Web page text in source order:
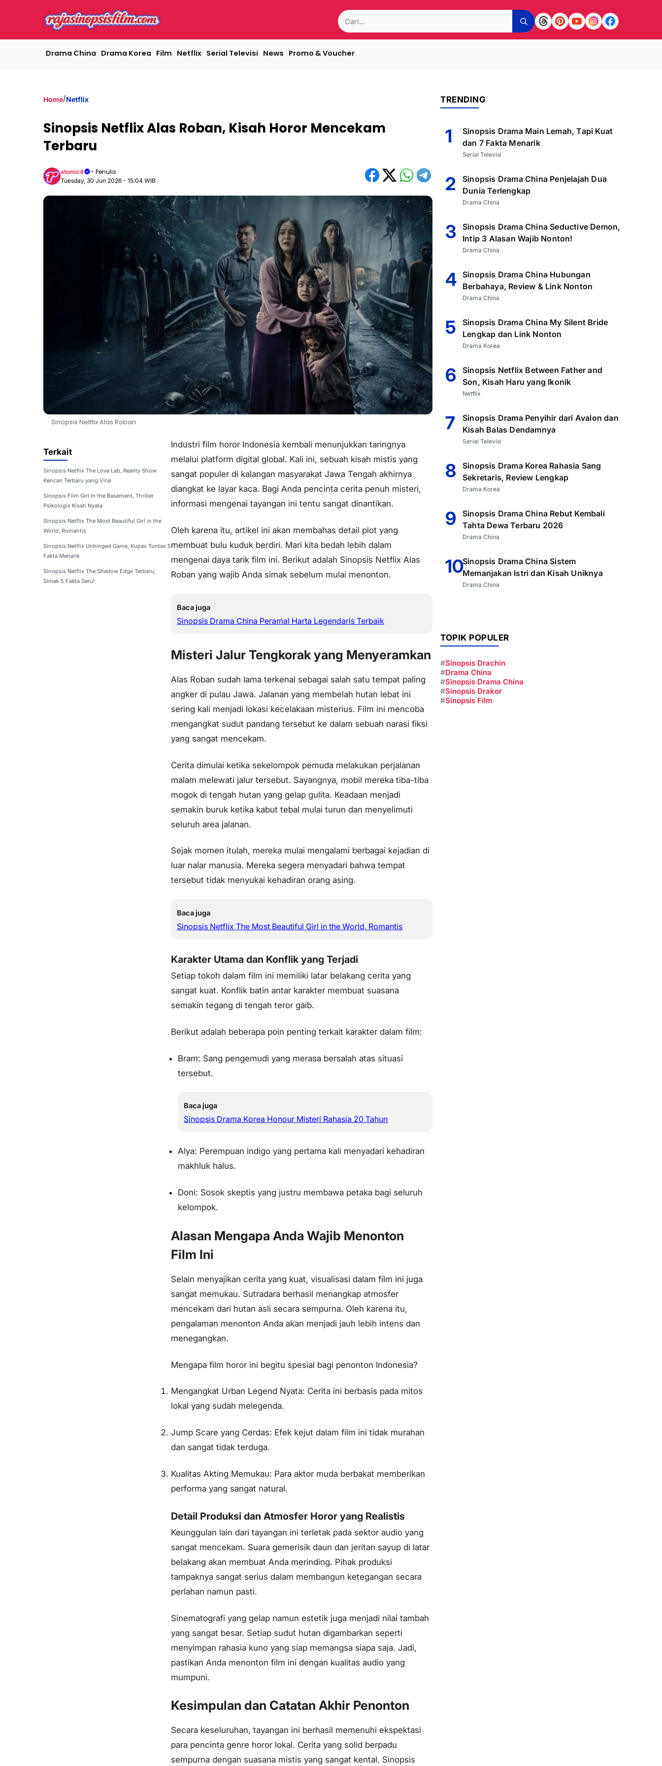
Search
for:
Drama China Drama Korea Film Netflix Serial Televisi News Promo & Voucher
Home/Netflix
Sinopsis Netflix Alas Roban, Kisah Horor Mencekam
Terbaru
atomic4 - Penulis
Tuesday, 30 Jun 2026 - 15:04 WIB
Sinopsis Netflix Alas Roban
Terkait
Sinopsis Netflix The Love Lab, Reality Show
Kencan Terbaru yang Viral
Sinopsis Film Girl in the Basement, Thriller
Psikologis Kisah Nyata
Sinopsis Netflix The Most Beautiful Girl in the
World, Romantis
Sinopsis Netflix Unhinged Game, Kupas Tuntas 5
Fakta Menarik
Sinopsis Netflix The Shadow Edge Terbaru,
Simak 5 Fakta Seru!
Industri film horor Indonesia kembali menunjukkan taringnya
melalui platform digital global. Kali ini, sebuah kisah mistis yang
sangat populer di kalangan masyarakat Jawa Tengah akhirnya
diangkat ke layar kaca. Bagi Anda pencinta cerita penuh misteri,
informasi mengenai tayangan ini tentu sangat dinantikan.
Oleh karena itu, artikel ini akan membahas detail plot yang
membuat bulu kuduk berdiri. Mari kita bedah lebih dalam
mengenai daya tarik film ini. Berikut adalah Sinopsis Netflix Alas
Roban yang wajib Anda simak sebelum mulai menonton.
Baca juga
Sinopsis Drama China Peramal Harta Legendaris Terbaik
Misteri Jalur Tengkorak yang Menyeramkan
Alas Roban sudah lama terkenal sebagai salah satu tempat paling
angker di pulau Jawa. Jalanan yang membelah hutan lebat ini
sering kali menjadi lokasi kecelakaan misterius. Film ini mencoba
mengangkat sudut pandang tersebut ke dalam sebuah narasi fiksi
yang sangat mencekam.
Cerita dimulai ketika sekelompok pemuda melakukan perjalanan
malam melewati jalur tersebut. Sayangnya, mobil mereka tiba-tiba
mogok di tengah hutan yang gelap gulita. Keadaan menjadi
semakin buruk ketika kabut tebal mulai turun dan menyelimuti
seluruh area jalanan.
Sejak momen itulah, mereka mulai mengalami berbagai kejadian di
luar nalar manusia. Mereka segera menyadari bahwa tempat
tersebut tidak menyukai kehadiran orang asing.
Baca juga
Sinopsis Netflix The Most Beautiful Girl in the World, Romantis
Karakter Utama dan Konflik yang Terjadi
Setiap tokoh dalam film ini memiliki latar belakang cerita yang
sangat kuat. Konflik batin antar karakter membuat suasana
semakin tegang di tengah teror gaib.
Berikut adalah beberapa poin penting terkait karakter dalam film:
Bram: Sang pengemudi yang merasa bersalah atas situasi
tersebut.
Baca juga
Sinopsis Drama Korea Honour Misteri Rahasia 20 Tahun
Alya: Perempuan indigo yang pertama kali menyadari kehadiran
makhluk halus.
Doni: Sosok skeptis yang justru membawa petaka bagi seluruh
kelompok.
Alasan Mengapa Anda Wajib Menonton
Film Ini
Selain menyajikan cerita yang kuat, visualisasi dalam film ini juga
sangat memukau. Sutradara berhasil menangkap atmosfer
mencekam dari hutan asli secara sempurna. Oleh karena itu,
pengalaman menonton Anda akan menjadi jauh lebih intens dan
menegangkan.
Mengapa film horor ini begitu spesial bagi penonton Indonesia?
Mengangkat Urban Legend Nyata: Cerita ini berbasis pada mitos
lokal yang sudah melegenda.
Jump Scare yang Cerdas: Efek kejut dalam film ini tidak murahan
dan sangat tidak terduga.
Kualitas Akting Memukau: Para aktor muda berbakat memberikan
performa yang sangat natural.
Detail Produksi dan Atmosfer Horor yang Realistis
Keunggulan lain dari tayangan ini terletak pada sektor audio yang
sangat mencekam. Suara gemerisik daun dan jeritan sayup di latar
belakang akan membuat Anda merinding. Pihak produksi
tampaknya sangat serius dalam membangun ketegangan secara
perlahan namun pasti.
Sinematografi yang gelap namun estetik juga menjadi nilai tambah
yang sangat besar. Setiap sudut hutan digambarkan seperti
menyimpan rahasia kuno yang siap memangsa siapa saja. Jadi,
pastikan Anda menonton film ini dengan kualitas audio yang
mumpuni.
Kesimpulan dan Catatan Akhir Penonton
Secara keseluruhan, tayangan ini berhasil memenuhi ekspektasi
para pencinta genre horor lokal. Cerita yang solid berpadu
sempurna dengan suasana mistis yang sangat kental. Sinopsis
TRENDING
1
Sinopsis Drama Main Lemah, Tapi Kuat
dan 7 Fakta Menarik
Serial Televisi
2
Sinopsis Drama China Penjelajah Dua
Dunia Terlengkap
Drama China
3
Sinopsis Drama China Seductive Demon,
Intip 3 Alasan Wajib Nonton!
Drama China
4 Sinopsis Drama China Hubungan
Berbahaya, Review & Link Nonton
Drama China
5
Sinopsis Drama China My Silent Bride
Lengkap dan Link Nonton
Drama Korea
6
Sinopsis Netflix Between Father and
Son, Kisah Haru yang Ikonik
Netflix
7
Sinopsis Drama Penyihir dari Avalon dan
Kisah Balas Dendamnya
Serial Televisi
8
Sinopsis Drama Korea Rahasia Sang
Sekretaris, Review Lengkap
Drama Korea
9
Sinopsis Drama China Rebut Kembali
Tahta Dewa Terbaru 2026
Drama China
10Sinopsis Drama China Sistem
Memanjakan Istri dan Kisah Uniknya
Drama China
TOPIK POPULER
#Sinopsis Drachin
#Drama China
#Sinopsis Drama China
#Sinopsis Drakor
#Sinopsis Film